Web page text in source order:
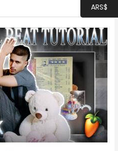
ARS$